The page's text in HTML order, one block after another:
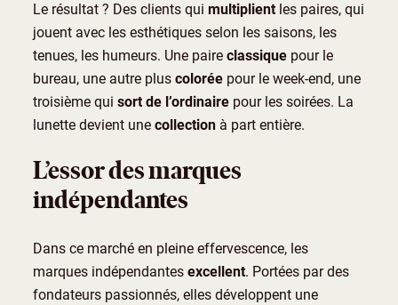
Le résultat ? Des clients qui multiplientles paires, qui
jouent avec les esthétiques selon les saisons, les
tenues, les humeurs. Une paire classiquepour le
bureau, une autre plus coloréepour le week-end, une
troisième qui sort de l’ordinairepour les soirées. La
lunette devient une collectionà part entière.
L’essor des marques
indépendantes
Dans ce marché en pleine effervescence, les
marques indépendantes excellent. Portées par des
fondateurs passionnés, elles développent une